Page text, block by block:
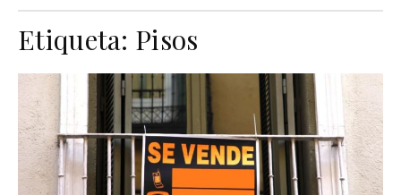
Etiqueta: Pisos